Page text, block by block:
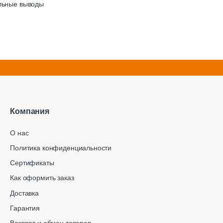
выводы
Компания
О нас
Политика конфиденциальности
Сертификаты
Как оформить заказ
Доставка
Гарантия